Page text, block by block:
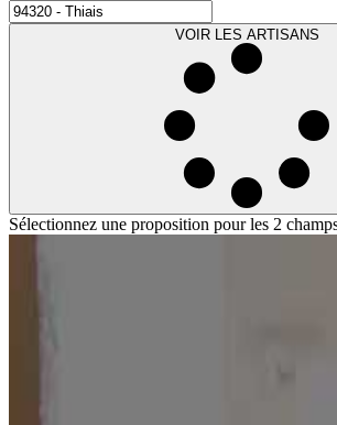
Sélectionnez une proposition pour les 2